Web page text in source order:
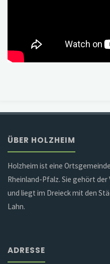
ÜBER HOLZHEIM
Holzheim ist eine
Rheinland-Pfalz. Sie gehört
und liegt im Dreieck mit den
Lahn.
ADRESSE